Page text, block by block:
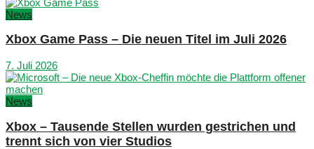
News
Xbox Game Pass – Die neuen Titel im Juli 2026
7. Juli 2026
News
Xbox – Tausende Stellen wurden gestrichen und
trennt sich von vier Studios